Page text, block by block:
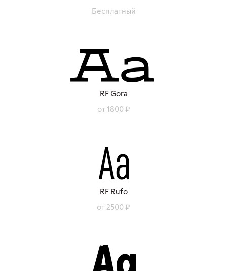
Бесплатный
RF Gora
от 1800 ₽
RF Rufo
от 2500 ₽